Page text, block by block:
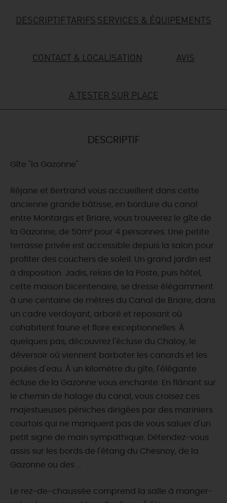
DEMAIN
CE WEEK-END
CETTE SEMAINE
TOUT L'AGENDA
DESCRIPTIFTARIFS SERVICES & ÉQUIPEMENTS
CONTACT & LOCALISATION AVIS
A TESTER SUR PLACE
DESCRIPTIF
Gîte "la Gazonne"
Réjane et Bertrand vous accueillent dans cette
ancienne grande bâtisse, en bordure du canal
entre Montargis et Briare, vous trouverez le gîte de
la Gazonne, de 50m² pour 4 personnes. Une petite
terrasse privée est accessible depuis la salon pour
profiter des couchers de soleil. Un grand jardin est
à disposition. Jadis, relais de la Poste, puis hôtel,
cette maison bicentenaire, se dresse élégamment
à une centaine de mètres du Canal de Briare, dans
un cadre verdoyant, arboré et reposant où
cohabitent faune et flore exceptionnelles. À
quelques pas, découvrez l'écluse du Chaloy, le
déversoir où viennent barboter les canards et les
poules d'eau. À un kilomètre du gîte, l'élégante
écluse de la Gazonne vous enchante. En flânant sur
le chemin de halage du canal, vous croisez ces
majestueuses péniches dirigées par des mariniers
courtois qui ne manquent pas de vous saluer d'un
petit signe de main sympathique. Détendez-vous
assis sur les bords de l'étang du Chesnoy, de la
Gazonne ou des ...
Le rez-de-chaussée comprend la salle à manger-